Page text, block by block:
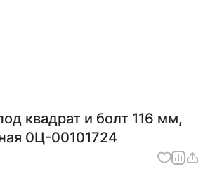
квадрат и болт 116 мм,
0Ц-00101724